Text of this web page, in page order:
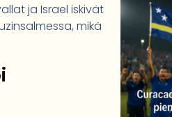
ja Israel iskivät
mikä